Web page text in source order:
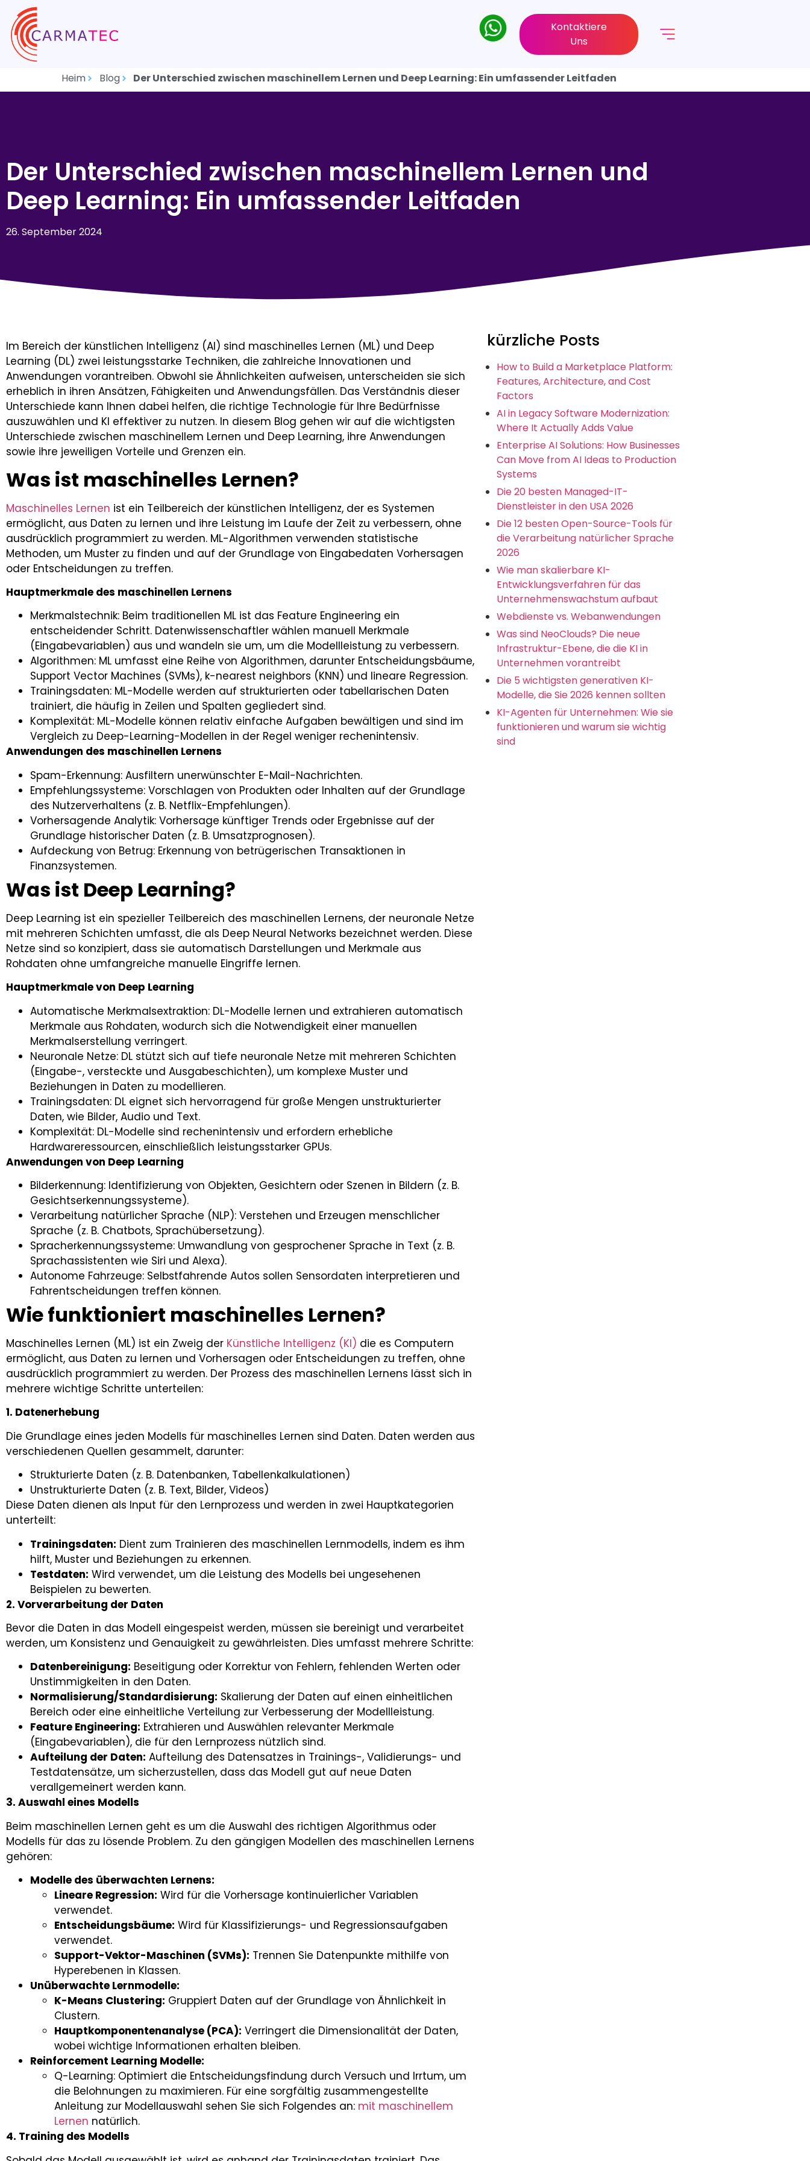
Kontaktiere
Uns
Heim Blog Der Unterschied zwischen maschinellem Lernen und Deep Learning: Ein umfassender Leitfaden
Der Unterschied zwischen maschinellem Lernen und
Deep Learning: Ein umfassender Leitfaden
26. September 2024
Im Bereich der künstlichen Intelligenz (AI) sind maschinelles Lernen (ML) und Deep
Learning (DL) zwei leistungsstarke Techniken, die zahlreiche Innovationen und
Anwendungen vorantreiben. Obwohl sie Ähnlichkeiten aufweisen, unterscheiden sie sich
erheblich in ihren Ansätzen, Fähigkeiten und Anwendungsfällen. Das Verständnis dieser
Unterschiede kann Ihnen dabei helfen, die richtige Technologie für Ihre Bedürfnisse
auszuwählen und KI effektiver zu nutzen. In diesem Blog gehen wir auf die wichtigsten
Unterschiede zwischen maschinellem Lernen und Deep Learning, ihre Anwendungen
sowie ihre jeweiligen Vorteile und Grenzen ein.
Was ist maschinelles Lernen?
Maschinelles Lernen ist ein Teilbereich der künstlichen Intelligenz, der es Systemen
ermöglicht, aus Daten zu lernen und ihre Leistung im Laufe der Zeit zu verbessern, ohne
ausdrücklich programmiert zu werden. ML-Algorithmen verwenden statistische
Methoden, um Muster zu finden und auf der Grundlage von Eingabedaten Vorhersagen
oder Entscheidungen zu treffen.
Hauptmerkmale des maschinellen Lernens
Merkmalstechnik: Beim traditionellen ML ist das Feature Engineering ein
entscheidender Schritt. Datenwissenschaftler wählen manuell Merkmale
(Eingabevariablen) aus und wandeln sie um, um die Modellleistung zu verbessern.
Algorithmen: ML umfasst eine Reihe von Algorithmen, darunter Entscheidungsbäume,
Support Vector Machines (SVMs), k-nearest neighbors (KNN) und lineare Regression.
Trainingsdaten: ML-Modelle werden auf strukturierten oder tabellarischen Daten
trainiert, die häufig in Zeilen und Spalten gegliedert sind.
Komplexität: ML-Modelle können relativ einfache Aufgaben bewältigen und sind im
Vergleich zu Deep-Learning-Modellen in der Regel weniger rechenintensiv.
Anwendungen des maschinellen Lernens
Spam-Erkennung: Ausfiltern unerwünschter E-Mail-Nachrichten.
Empfehlungssysteme: Vorschlagen von Produkten oder Inhalten auf der Grundlage
des Nutzerverhaltens (z. B. Netflix-Empfehlungen).
Vorhersagende Analytik: Vorhersage künftiger Trends oder Ergebnisse auf der
Grundlage historischer Daten (z. B. Umsatzprognosen).
Aufdeckung von Betrug: Erkennung von betrügerischen Transaktionen in
Finanzsystemen.
Was ist Deep Learning?
Deep Learning ist ein spezieller Teilbereich des maschinellen Lernens, der neuronale Netze
mit mehreren Schichten umfasst, die als Deep Neural Networks bezeichnet werden. Diese
Netze sind so konzipiert, dass sie automatisch Darstellungen und Merkmale aus
Rohdaten ohne umfangreiche manuelle Eingriffe lernen.
Hauptmerkmale von Deep Learning
Automatische Merkmalsextraktion: DL-Modelle lernen und extrahieren automatisch
Merkmale aus Rohdaten, wodurch sich die Notwendigkeit einer manuellen
Merkmalserstellung verringert.
Neuronale Netze: DL stützt sich auf tiefe neuronale Netze mit mehreren Schichten
(Eingabe-, versteckte und Ausgabeschichten), um komplexe Muster und
Beziehungen in Daten zu modellieren.
Trainingsdaten: DL eignet sich hervorragend für große Mengen unstrukturierter
Daten, wie Bilder, Audio und Text.
Komplexität: DL-Modelle sind rechenintensiv und erfordern erhebliche
Hardwareressourcen, einschließlich leistungsstarker GPUs.
Anwendungen von Deep Learning
Bilderkennung: Identifizierung von Objekten, Gesichtern oder Szenen in Bildern (z. B.
Gesichtserkennungssysteme).
Verarbeitung natürlicher Sprache (NLP): Verstehen und Erzeugen menschlicher
Sprache (z. B. Chatbots, Sprachübersetzung).
Spracherkennungssysteme: Umwandlung von gesprochener Sprache in Text (z. B.
Sprachassistenten wie Siri und Alexa).
Autonome Fahrzeuge: Selbstfahrende Autos sollen Sensordaten interpretieren und
Fahrentscheidungen treffen können.
Wie funktioniert maschinelles Lernen?
Maschinelles Lernen (ML) ist ein Zweig der Künstliche Intelligenz (KI) die es Computern
ermöglicht, aus Daten zu lernen und Vorhersagen oder Entscheidungen zu treffen, ohne
ausdrücklich programmiert zu werden. Der Prozess des maschinellen Lernens lässt sich in
mehrere wichtige Schritte unterteilen:
1. Datenerhebung
Die Grundlage eines jeden Modells für maschinelles Lernen sind Daten. Daten werden aus
verschiedenen Quellen gesammelt, darunter:
Strukturierte Daten (z. B. Datenbanken, Tabellenkalkulationen)
Unstrukturierte Daten (z. B. Text, Bilder, Videos)
Diese Daten dienen als Input für den Lernprozess und werden in zwei Hauptkategorien
unterteilt:
Trainingsdaten: Dient zum Trainieren des maschinellen Lernmodells, indem es ihm
hilft, Muster und Beziehungen zu erkennen.
Testdaten: Wird verwendet, um die Leistung des Modells bei ungesehenen
Beispielen zu bewerten.
2. Vorverarbeitung der Daten
Bevor die Daten in das Modell eingespeist werden, müssen sie bereinigt und verarbeitet
werden, um Konsistenz und Genauigkeit zu gewährleisten. Dies umfasst mehrere Schritte:
Datenbereinigung: Beseitigung oder Korrektur von Fehlern, fehlenden Werten oder
Unstimmigkeiten in den Daten.
Normalisierung/Standardisierung: Skalierung der Daten auf einen einheitlichen
Bereich oder eine einheitliche Verteilung zur Verbesserung der Modellleistung.
Feature Engineering: Extrahieren und Auswählen relevanter Merkmale
(Eingabevariablen), die für den Lernprozess nützlich sind.
Aufteilung der Daten: Aufteilung des Datensatzes in Trainings-, Validierungs- und
Testdatensätze, um sicherzustellen, dass das Modell gut auf neue Daten
verallgemeinert werden kann.
3. Auswahl eines Modells
Beim maschinellen Lernen geht es um die Auswahl des richtigen Algorithmus oder
Modells für das zu lösende Problem. Zu den gängigen Modellen des maschinellen Lernens
gehören:
Modelle des überwachten Lernens:
Lineare Regression: Wird für die Vorhersage kontinuierlicher Variablen
verwendet.
Entscheidungsbäume: Wird für Klassifizierungs- und Regressionsaufgaben
verwendet.
Support-Vektor-Maschinen (SVMs): Trennen Sie Datenpunkte mithilfe von
Hyperebenen in Klassen.
Unüberwachte Lernmodelle:
K-Means Clustering: Gruppiert Daten auf der Grundlage von Ähnlichkeit in
Clustern.
Hauptkomponentenanalyse (PCA): Verringert die Dimensionalität der Daten,
wobei wichtige Informationen erhalten bleiben.
Reinforcement Learning Modelle:
Q-Learning: Optimiert die Entscheidungsfindung durch Versuch und Irrtum, um
die Belohnungen zu maximieren. Für eine sorgfältig zusammengestellte
Anleitung zur Modellauswahl sehen Sie sich Folgendes an: mit maschinellem
Lernen natürlich.
4. Training des Modells
kürzliche Posts
How to Build a Marketplace Platform:
Features, Architecture, and Cost
Factors
AI in Legacy Software Modernization:
Where It Actually Adds Value
Enterprise AI Solutions: How Businesses
Can Move from AI Ideas to Production
Systems
Die 20 besten Managed-IT-
Dienstleister in den USA 2026
Die 12 besten Open-Source-Tools für
die Verarbeitung natürlicher Sprache
2026
Wie man skalierbare KI-
Entwicklungsverfahren für das
Unternehmenswachstum aufbaut
Webdienste vs. Webanwendungen
Was sind NeoClouds? Die neue
Infrastruktur-Ebene, die die KI in
Unternehmen vorantreibt
Die 5 wichtigsten generativen KI-
Modelle, die Sie 2026 kennen sollten
KI-Agenten für Unternehmen: Wie sie
funktionieren und warum sie wichtig
sind